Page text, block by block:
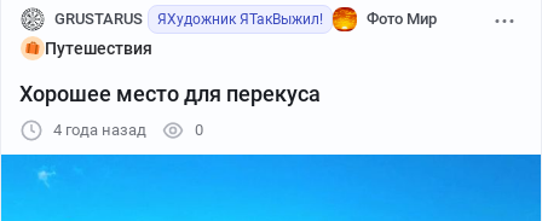
Так как профиль у меня весьма своеобразный,
GRUSTARUS ЯХудожник ЯТакВыжил! Фото Мир
Путешествия
Хорошее место для перекуса
4 года назад 0